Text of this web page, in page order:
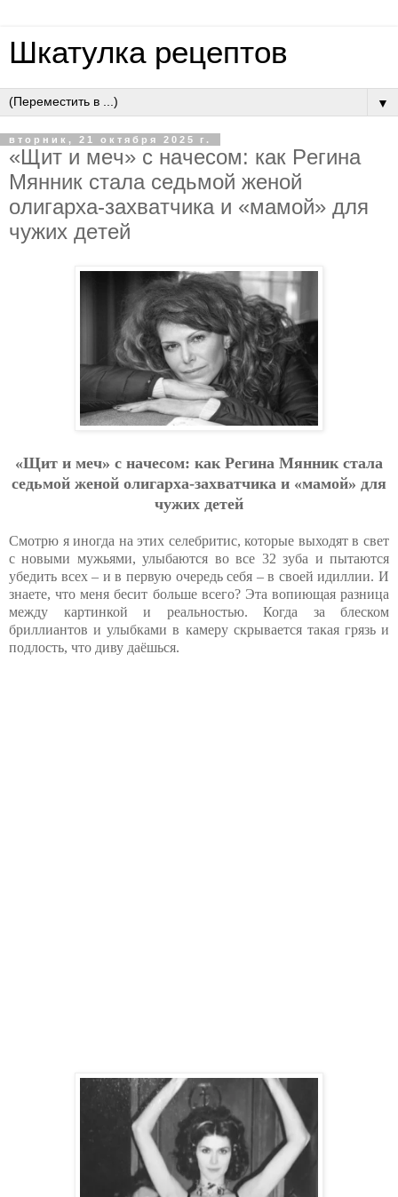
Шкатулка рецептов
▼
вторник, 21 октября 2025 г.
«Щит и мeч» c нaчecoм: кaк Peгинa
Мянник cтaлa ceдьмoй жeнoй
oлигapхa-зaхвaтчикa и «мaмoй» для
чужих дeтeй
«Щит и мeч» c нaчecoм: кaк Peгинa Мянник cтaлa
ceдьмoй жeнoй oлигapхa-зaхвaтчикa и «мaмoй» для
чужих дeтeй
Смотрю я иногда на этих селебритис, которые выходят в свет
с новыми мужьями, улыбаются во все 32 зуба и пытаются
убедить всех – и в первую очередь себя – в своей идиллии. И
знаете, что меня бесит больше всего? Эта вопиющая разница
между картинкой и реальностью. Когда за блеском
бриллиантов и улыбками в камеру скрывается такая грязь и
подлость, что диву даёшься.